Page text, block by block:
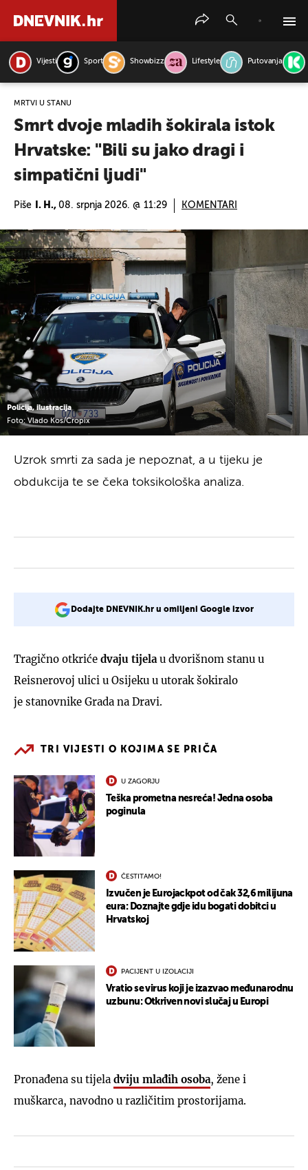
Vijesti Sport Showbizz Lifestyle Putovanja
MRTVI U STANU
Smrt dvoje mladih šokirala istok
Hrvatske: "Bili su jako dragi i
simpatični ljudi"
Piše I. H., 08. srpnja 2026. @ 11:29 KOMENTARI
Policija, ilustracija
Foto: Vlado Kos/Cropix
Uzrok smrti za sada je nepoznat, a u tijeku je
obdukcija te se čeka toksikološka analiza.
Dodajte DNEVNIK.hr u omiljeni Google izvor
Tragično otkriće dvaju tijela u dvorišnom stanu u
Reisnerovoj ulici u Osijeku u utorak šokiralo
je stanovnike Grada na Dravi.
TRI VIJESTI O KOJIMA SE PRIČA
U ZAGORJU
Teška prometna nesreća! Jedna osoba
poginula
ČESTITAMO!
Izvučen je Eurojackpot od čak 32,6 milijuna
eura: Doznajte gdje idu bogati dobitci u
Hrvatskoj
PACIJENT U IZOLACIJI
Vratio se virus koji je izazvao međunarodnu
uzbunu: Otkriven novi slučaj u Europi
Pronađena su tijela dviju mlađih osoba, žene i
muškarca, navodno u različitim prostorijama.
PRETRAŽITE VIJESTI